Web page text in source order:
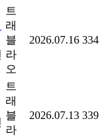
트
래
블
라
오
2026.07.16 334
트
래
블
라
2026.07.13 339